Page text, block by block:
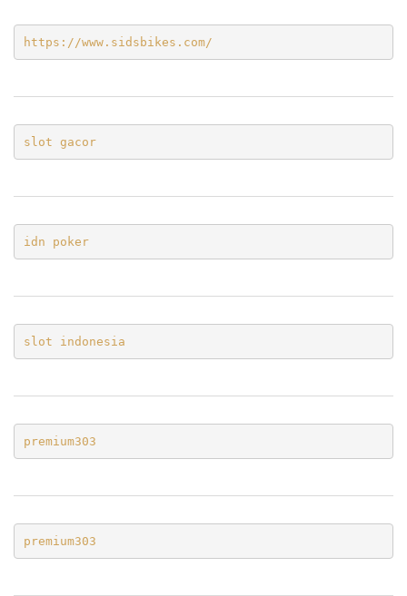
https://www.sidsbikes.com/
slot gacor
idn poker
slot indonesia
premium303
premium303